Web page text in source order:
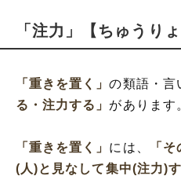
「注力」【ちゅうりょ
「重きを置く」の類語・言
る・注力する」 があります
「重きを置く」 には、
「
(人)と見なして集中(注力)す